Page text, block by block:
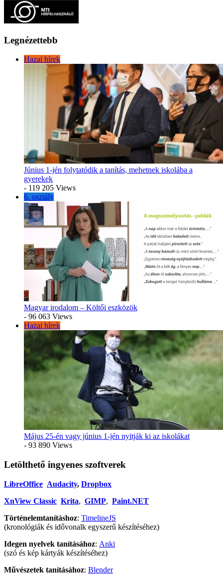
Legnézettebb
Hazai hírek
Június 1-jén folytatódik a tanítás, mehetnek iskolába a
gyerekek
- 119 205 Views
6. osztály
Magyar irodalom – Költői eszközök
- 96 063 Views
Hazai hírek
Május 25-én vagy június 1-jén nyitják ki az iskolákat
- 93 890 Views
Letölthető ingyenes szoftverek
LibreOffice Audacity, Dropbox
XnView Classic Krita, GIMP, Paint.NET
Történelemtanításhoz: TimelineJS
(kronológiák és idővonalk egyszerű készítéséhez)
Idegen nyelvek tanításához: Anki
(szó és kép kártyák készítéséhez)
Művészetek tanításához: Blender